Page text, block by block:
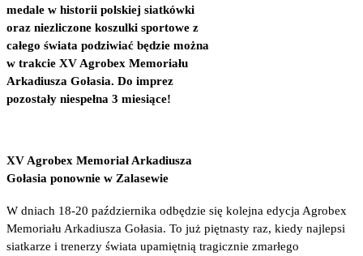
medale w historii polskiej siatkówki
oraz niezliczone koszulki sportowe z
całego świata podziwiać będzie można
w trakcie XV Agrobex Memoriału
Arkadiusza Gołasia. Do imprez
pozostały niespełna 3 miesiące!
XV Agrobex Memoriał Arkadiusza
Gołasia ponownie w Zalasewie
W dniach 18-20 października odbędzie się kolejna edycja Agrobex
Memoriału Arkadiusza Gołasia. To już piętnasty raz, kiedy najlepsi
siatkarze i trenerzy świata upamiętnią tragicznie zmarłego